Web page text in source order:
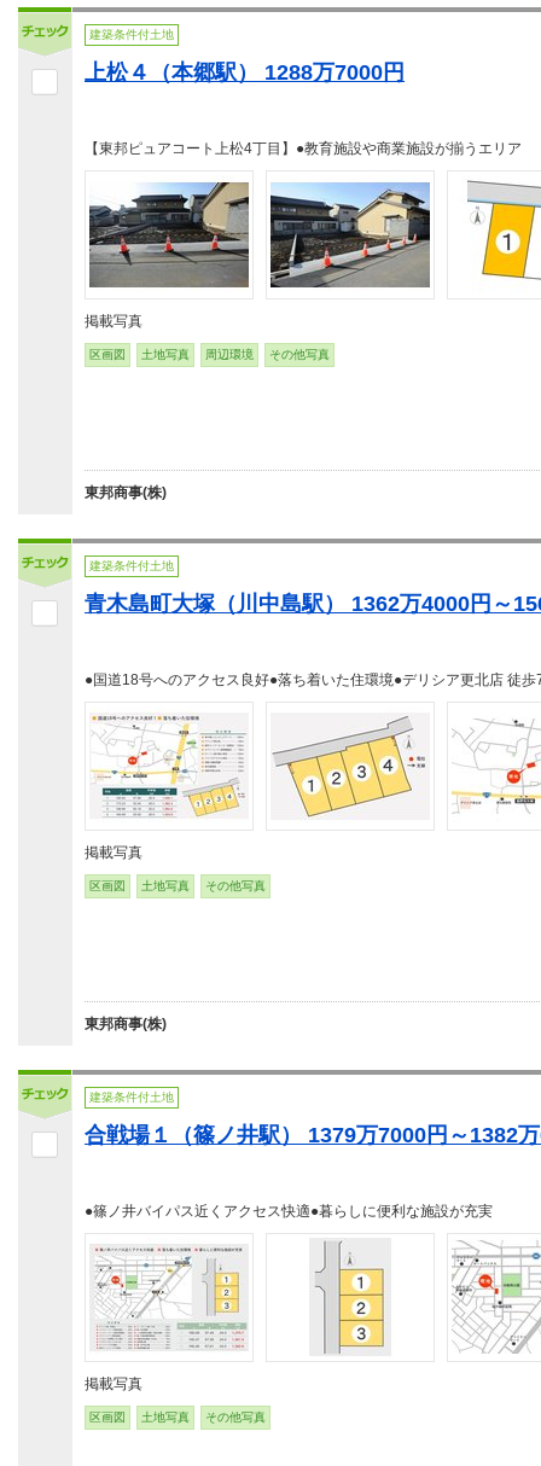
建築条件付土地
上松４（本郷駅） 1288万7000円
【東邦ピュアコート上松4丁目】●教育施設や商業施設が揃うエリア
掲載写真
区画図 土地写真 周辺環境 その他写真
東邦商事(株)
建築条件付土地
青木島町大塚（川中島駅） 1362万4000円～
●国道18号へのアクセス良好●落ち着いた住環境●デリシア更北店 徒歩
掲載写真
区画図 土地写真 その他写真
東邦商事(株)
建築条件付土地
合戦場１（篠ノ井駅） 1379万7000円～1382
●篠ノ井バイパス近くアクセス快適●暮らしに便利な施設が充実
掲載写真
区画図 土地写真 その他写真